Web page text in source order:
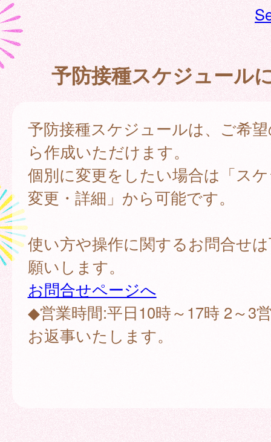
予防接種スケジュール
予防接種スケジュールは、ご希
ら作成いただけます。
個別に変更をしたい場合は「ス
変更・詳細」から可能です。
使い方や操作に関するお問合せ
願いします。
お問合せページへ
◆営業時間:平日10時～17時 2～3
お返事いたします。